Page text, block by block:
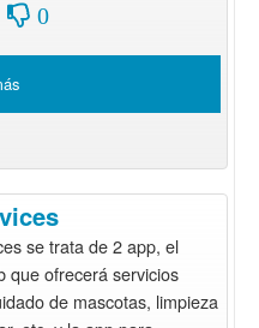
0
se trata de 2 app, el
que ofrecerá servicios
de mascotas, limpieza